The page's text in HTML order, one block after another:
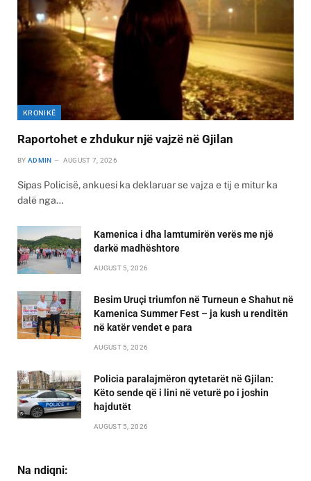
KRONIKË
Raportohet e zhdukur një vajzë në Gjilan
BY ADMIN AUGUST 7, 2026
Sipas Policisë, ankuesi ka deklaruar se vajza e tij e mitur ka
dalë nga…
Kamenica i dha lamtumirën verës me një
darkë madhështore
AUGUST 5, 2026
Besim Uruçi triumfon në Turneun e Shahut në
Kamenica Summer Fest – ja kush u renditën
në katër vendet e para
AUGUST 5, 2026
Policia paralajmëron qytetarët në Gjilan:
Këto sende që i lini në veturë po i joshin
hajdutët
AUGUST 5, 2026
Na ndiqni: